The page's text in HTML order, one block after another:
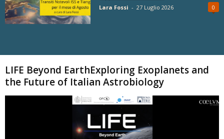
Lara Fossi - 27 Luglio 2026 0
LIFE Beyond EarthExploring Exoplanets and
the Future of Italian Astrobiology